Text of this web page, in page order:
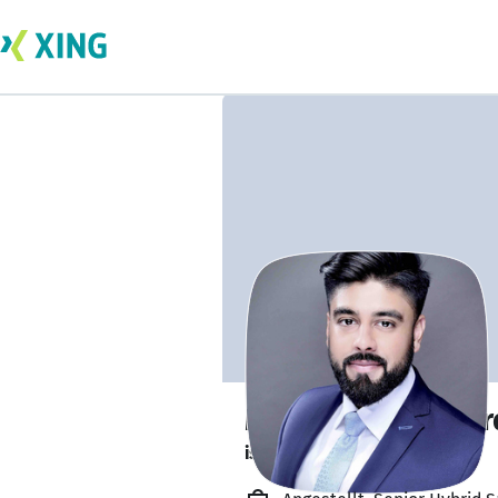
Manjoot Singh
ist offen für Projekte. 🔎